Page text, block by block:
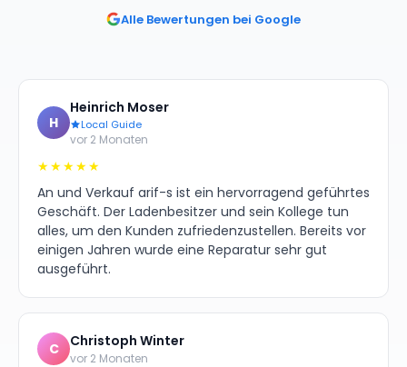
Alle Bewertungen bei Google
H
Heinrich Moser
Local Guide
vor 2 Monaten
★★★★★
An und Verkauf arif-s ist ein hervorragend geführtes
Geschäft. Der Ladenbesitzer und sein Kollege tun
alles, um den Kunden zufriedenzustellen. Bereits vor
einigen Jahren wurde eine Reparatur sehr gut
ausgeführt.
C Christoph Winter
vor 2 Monaten